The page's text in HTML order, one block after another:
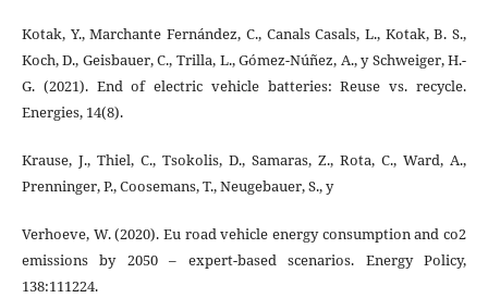
Kotak, Y., Marchante Fernández, C., Canals Casals, L., Kotak, B. S.,
Koch, D., Geisbauer, C., Trilla, L., Gómez-Núñez, A., y Schweiger, H.-
G. (2021). End of electric vehicle batteries: Reuse vs. recycle.
Energies, 14(8).
Krause, J., Thiel, C., Tsokolis, D., Samaras, Z., Rota, C., Ward, A.,
Prenninger, P., Coosemans, T., Neugebauer, S., y
Verhoeve, W. (2020). Eu road vehicle energy consumption and co2
emissions by 2050 – expert-based scenarios. Energy Policy,
138:111224.